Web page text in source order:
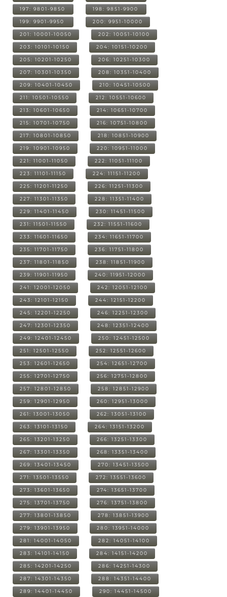
197: 9801-9850 198: 9851-9900
199: 9901-9950 200: 9951-10000
201: 10001-10050 202: 10051-10100
203: 10101-10150 204: 10151-10200
205: 10201-10250 206: 10251-10300
207: 10301-10350 208: 10351-10400
209: 10401-10450 210: 10451-10500
211: 10501-10550 212: 10551-10600
213: 10601-10650 214: 10651-10700
215: 10701-10750 216: 10751-10800
217: 10801-10850 218: 10851-10900
219: 10901-10950 220: 10951-11000
221: 11001-11050 222: 11051-11100
223: 11101-11150 224: 11151-11200
225: 11201-11250 226: 11251-11300
227: 11301-11350 228: 11351-11400
229: 11401-11450 230: 11451-11500
231: 11501-11550 232: 11551-11600
233: 11601-11650 234: 11651-11700
235: 11701-11750 236: 11751-11800
237: 11801-11850 238: 11851-11900
239: 11901-11950 240: 11951-12000
241: 12001-12050 242: 12051-12100
243: 12101-12150 244: 12151-12200
245: 12201-12250 246: 12251-12300
247: 12301-12350 248: 12351-12400
249: 12401-12450 250: 12451-12500
251: 12501-12550 252: 12551-12600
253: 12601-12650 254: 12651-12700
255: 12701-12750 256: 12751-12800
257: 12801-12850 258: 12851-12900
259: 12901-12950 260: 12951-13000
261: 13001-13050 262: 13051-13100
263: 13101-13150 264: 13151-13200
265: 13201-13250 266: 13251-13300
267: 13301-13350 268: 13351-13400
269: 13401-13450 270: 13451-13500
271: 13501-13550 272: 13551-13600
273: 13601-13650 274: 13651-13700
275: 13701-13750 276: 13751-13800
277: 13801-13850 278: 13851-13900
279: 13901-13950 280: 13951-14000
281: 14001-14050 282: 14051-14100
283: 14101-14150 284: 14151-14200
285: 14201-14250 286: 14251-14300
287: 14301-14350 288: 14351-14400
289: 14401-14450 290: 14451-14500